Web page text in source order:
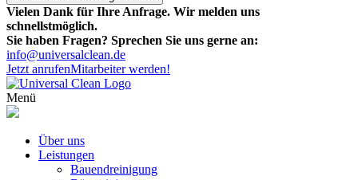
Vielen Dank für Ihre Anfrage. Wir melden uns
schnellstmöglich.
Sie haben Fragen? Sprechen Sie uns gerne an:
info@universalclean.de
Jetzt anrufenMitarbeiter werden!
Menü
Über uns
Leistungen
Bauendreinigung